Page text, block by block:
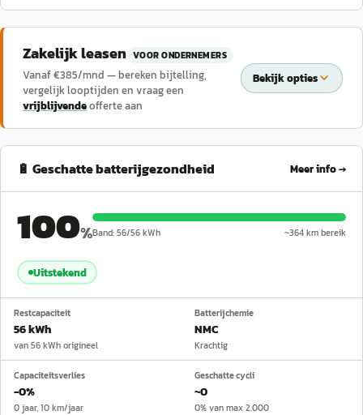
Zakelijk leasen VOOR ONDERNEMERS
Vanaf €385/mnd — bereken bijtelling,
vergelijk looptijden en vraag een
vrijblijvendeofferte aan
Bekijk opties
🔋 Geschatte batterijgezondheid Meer info →
100%Band:56/56kWh ~364km bereik
Uitstekend
Restcapaciteit
56 kWh
van 56 kWh origineel
Batterijchemie
NMC
Krachtig
Capaciteitsverlies
−0%
0 jaar, 10 km/jaar
Geschatte cycli
~0
0% van max 2.000